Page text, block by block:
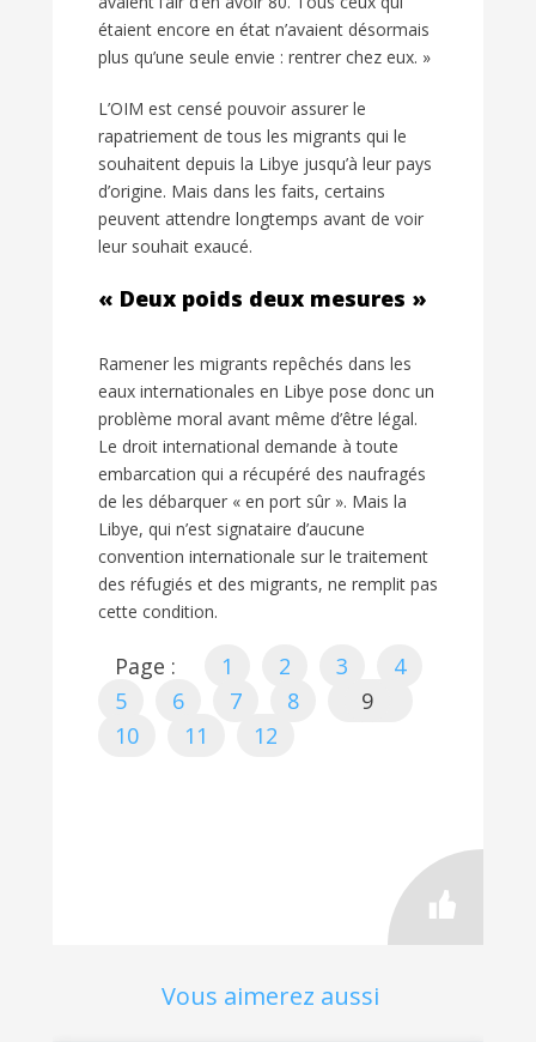
étaient encore en état n’avaient désormais
plus qu’une seule envie : rentrer chez eux. »
L’OIM est censé pouvoir assurer le
rapatriement de tous les migrants qui le
souhaitent depuis la Libye jusqu’à leur pays
d’origine. Mais dans les faits, certains
peuvent attendre longtemps avant de voir
leur souhait exaucé.
« Deux poids deux mesures »
Ramener les migrants repêchés dans les
eaux internationales en Libye pose donc un
problème moral avant même d’être légal.
Le droit international demande à toute
embarcation qui a récupéré des naufragés
de les débarquer « en port sûr ». Mais la
Libye, qui n’est signataire d’aucune
convention internationale sur le traitement
des réfugiés et des migrants, ne remplit pas
cette condition.
Page : 1 2 3
4
5
6 7 8
9
10
11 12
Vous aimerez aussi